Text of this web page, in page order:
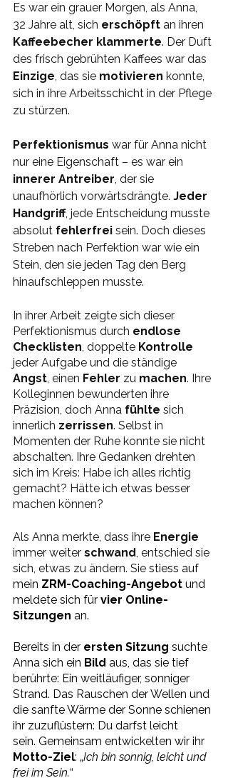
Es war ein grauer Morgen, als Anna,
32 Jahre alt, sich erschöpft an ihren
Kaffeebecher klammerte. Der Duft
des frisch gebrühten Kaffees war das
Einzige, das sie motivieren konnte,
sich in ihre Arbeitsschicht in der Pflege
zu stürzen.
Perfektionismus war für Anna nicht
nur eine Eigenschaft – es war ein
innerer Antreiber, der sie
unaufhörlich vorwärtsdrängte. Jeder
Handgriff, jede Entscheidung musste
absolut fehlerfrei sein. Doch dieses
Streben nach Perfektion war wie ein
Stein, den sie jeden Tag den Berg
hinaufschleppen musste.
In ihrer Arbeit zeigte sich dieser
Perfektionismus durch endlose
Checklisten, doppelte Kontrolle
jeder Aufgabe und die ständige
Angst, einen Fehler zu machen. Ihre
Kolleginnen bewunderten ihre
Präzision, doch Anna fühlte sich
innerlich zerrissen. Selbst in
Momenten der Ruhe konnte sie nicht
abschalten. Ihre Gedanken drehten
sich im Kreis: Habe ich alles richtig
gemacht? Hätte ich etwas besser
machen können?
Als Anna merkte, dass ihre Energie
immer weiter schwand, entschied sie
sich, etwas zu ändern. Sie stiess auf
mein ZRM-Coaching-Angebot und
meldete sich für vier Online-
Sitzungen an.
Bereits in der ersten Sitzung suchte
Anna sich ein Bild aus, das sie tief
berührte: Ein weitläufiger, sonniger
Strand. Das Rauschen der Wellen und
die sanfte Wärme der Sonne schienen
ihr zuzuflüstern: Du darfst leicht
sein. Gemeinsam entwickelten wir ihr
Motto-Ziel: „Ich bin sonnig, leicht und
frei im Sein.“